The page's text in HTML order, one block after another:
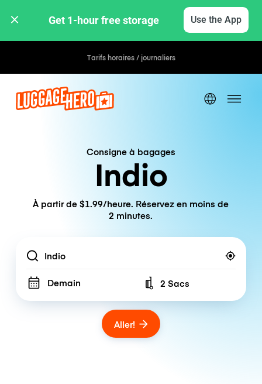
Get 1-hour free storage Use the App
Tarifs horaires / journaliers
Consigne à bagages
Indio
À partir de $1.99/heure. Réservez en moins de
2 minutes.
Location
Demain Number of bags
2 Sacs
Aller!